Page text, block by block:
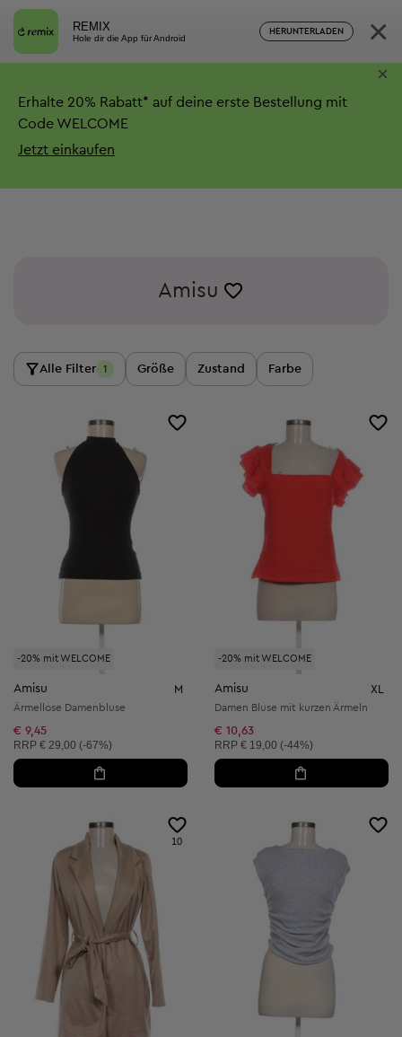
REMIX
Hole dir die App für Android
HERUNTERLADEN ×
Erhalte 20% Rabatt* auf deine erste Bestellung mit
Code WELCOME
Jetzt einkaufen
×
Amisu
Alle Filter 1 Größe Zustand Farbe
-20% mit WELCOME
Amisu M
Ärmellose Damenbluse
€ 9,45
Unverbindliche Preisempfehlung:
RRP € 29,00 (-67%)
-20% mit WELCOME
Amisu XL
Damen Bluse mit kurzen Ärmeln
€ 10,63
Unverbindliche Preisempfehlung:
RRP € 19,00 (-44%)
10